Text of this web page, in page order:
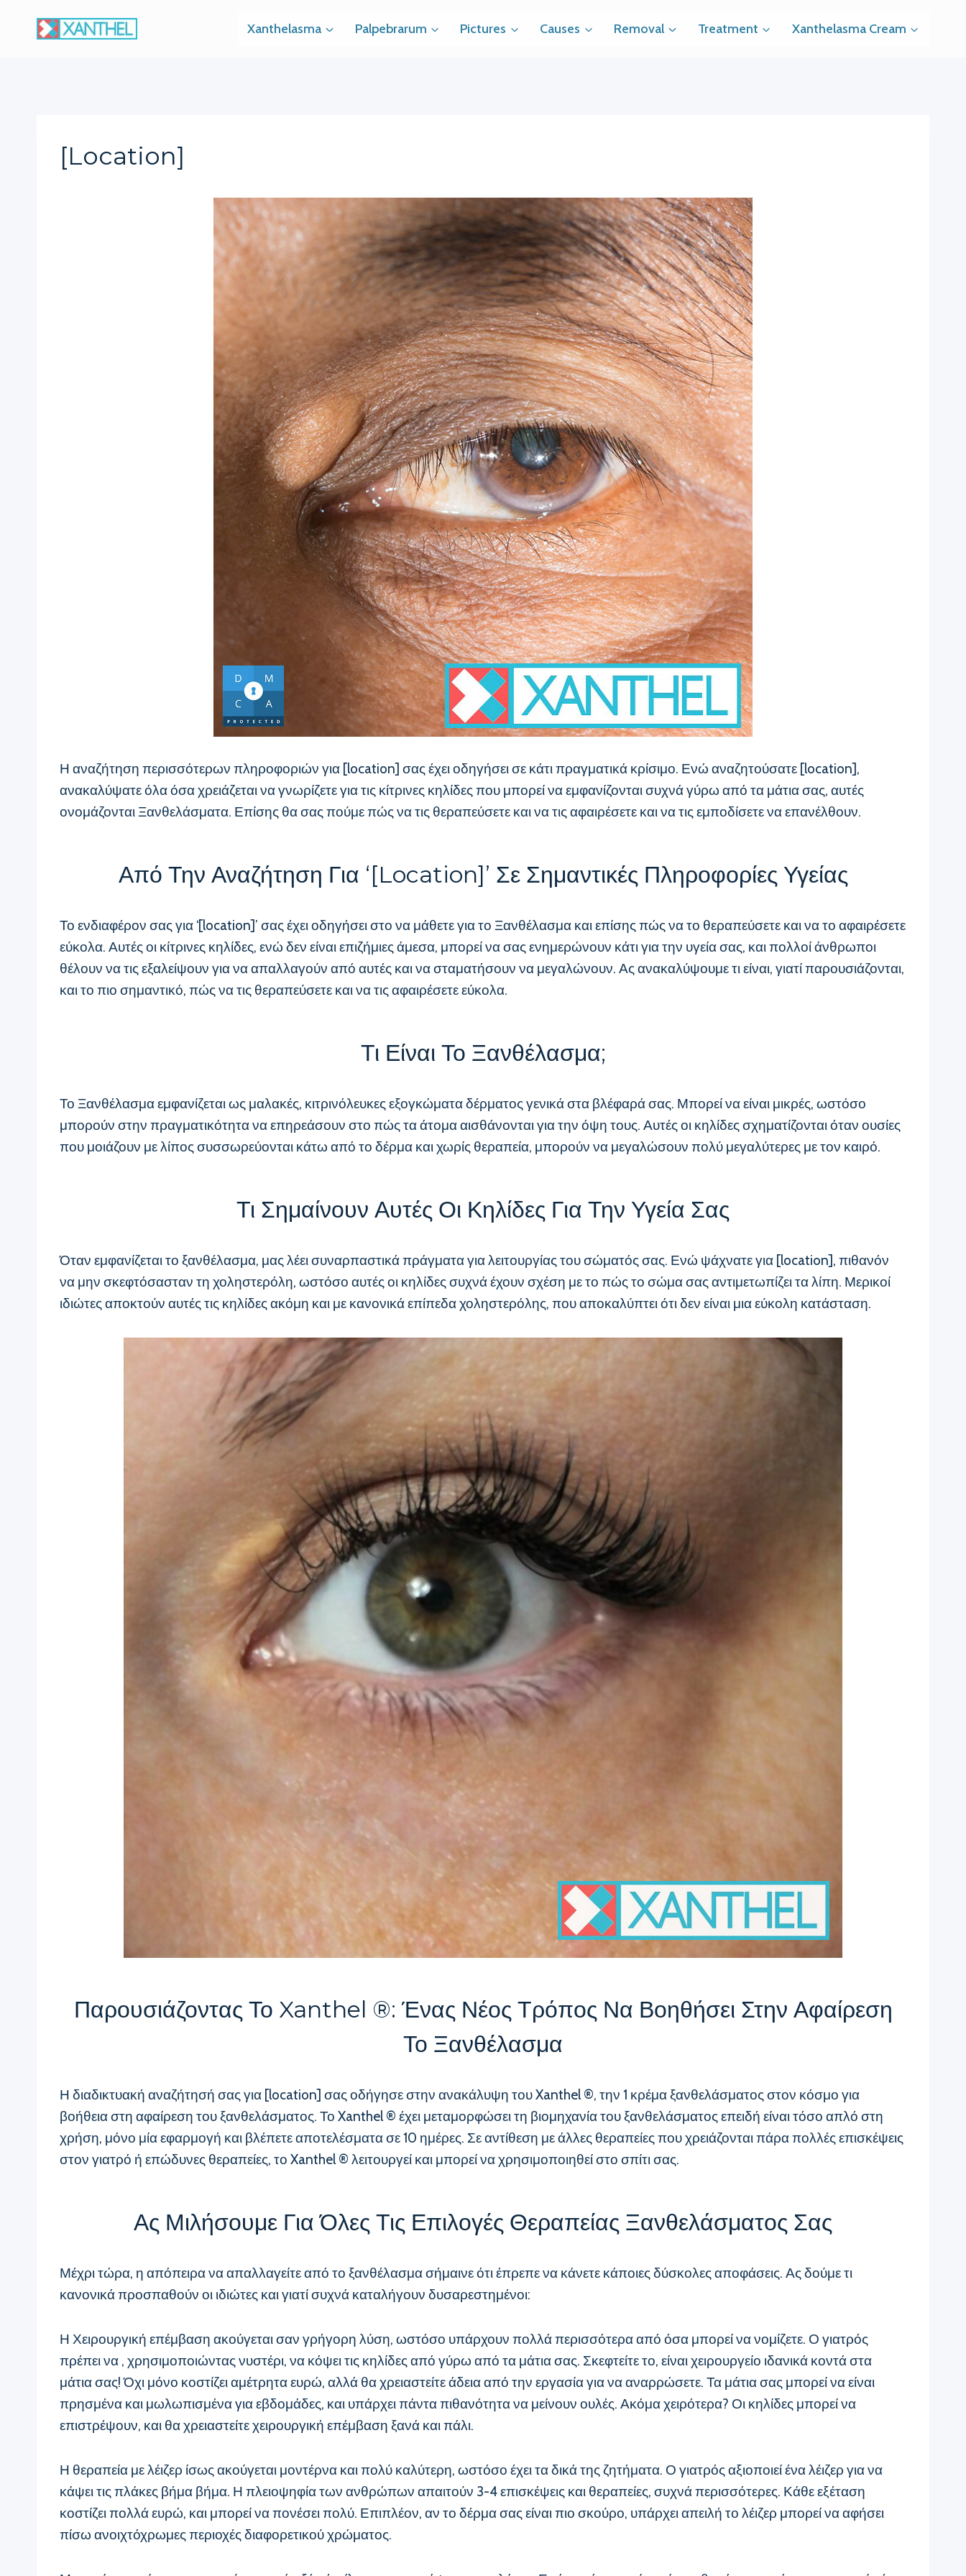
Xanthelasma Palpebrarum Pictures Causes Removal Treatment Xanthelasma Cream
[location]
Η αναζήτηση περισσότερων πληροφοριών για [location] σας έχει οδηγήσει σε κάτι πραγματικά κρίσιμο. Ενώ αναζητούσατε [location],
ανακαλύψατε όλα όσα χρειάζεται να γνωρίζετε για τις κίτρινες κηλίδες που μπορεί να εμφανίζονται συχνά γύρω από τα μάτια σας, αυτές
ονομάζονται Ξανθελάσματα. Επίσης θα σας πούμε πώς να τις θεραπεύσετε και να τις αφαιρέσετε και να τις εμποδίσετε να επανέλθουν.
Από Την Αναζήτηση Για ‘[location]’ Σε Σημαντικές Πληροφορίες Υγείας
Το ενδιαφέρον σας για ‘[location]’ σας έχει οδηγήσει στο να μάθετε για το Ξανθέλασμα και επίσης πώς να το θεραπεύσετε και να το αφαιρέσετε
εύκολα. Αυτές οι κίτρινες κηλίδες, ενώ δεν είναι επιζήμιες άμεσα, μπορεί να σας ενημερώνουν κάτι για την υγεία σας, και πολλοί άνθρωποι
θέλουν να τις εξαλείψουν για να απαλλαγούν από αυτές και να σταματήσουν να μεγαλώνουν. Ας ανακαλύψουμε τι είναι, γιατί παρουσιάζονται,
και το πιο σημαντικό, πώς να τις θεραπεύσετε και να τις αφαιρέσετε εύκολα.
Τι Είναι Το Ξανθέλασμα;
Το Ξανθέλασμα εμφανίζεται ως μαλακές, κιτρινόλευκες εξογκώματα δέρματος γενικά στα βλέφαρά σας. Μπορεί να είναι μικρές, ωστόσο
μπορούν στην πραγματικότητα να επηρεάσουν στο πώς τα άτομα αισθάνονται για την όψη τους. Αυτές οι κηλίδες σχηματίζονται όταν ουσίες
που μοιάζουν με λίπος συσσωρεύονται κάτω από το δέρμα και χωρίς θεραπεία, μπορούν να μεγαλώσουν πολύ μεγαλύτερες με τον καιρό.
Τι Σημαίνουν Αυτές Οι Κηλίδες Για Την Υγεία Σας
Όταν εμφανίζεται το ξανθέλασμα, μας λέει συναρπαστικά πράγματα για λειτουργίας του σώματός σας. Ενώ ψάχνατε για [location], πιθανόν
να μην σκεφτόσασταν τη χοληστερόλη, ωστόσο αυτές οι κηλίδες συχνά έχουν σχέση με το πώς το σώμα σας αντιμετωπίζει τα λίπη. Μερικοί
ιδιώτες αποκτούν αυτές τις κηλίδες ακόμη και με κανονικά επίπεδα χοληστερόλης, που αποκαλύπτει ότι δεν είναι μια εύκολη κατάσταση.
Παρουσιάζοντας Το Xanthel ®: Ένας Νέος Τρόπος Να Βοηθήσει Στην Αφαίρεση
Το Ξανθέλασμα
Η διαδικτυακή αναζήτησή σας για [location] σας οδήγησε στην ανακάλυψη του Xanthel ®, την 1 κρέμα ξανθελάσματος στον κόσμο για
βοήθεια στη αφαίρεση του ξανθελάσματος. Το Xanthel ® έχει μεταμορφώσει τη βιομηχανία του ξανθελάσματος επειδή είναι τόσο απλό στη
χρήση, μόνο μία εφαρμογή και βλέπετε αποτελέσματα σε 10 ημέρες. Σε αντίθεση με άλλες θεραπείες που χρειάζονται πάρα πολλές επισκέψεις
στον γιατρό ή επώδυνες θεραπείες, το Xanthel ® λειτουργεί και μπορεί να χρησιμοποιηθεί στο σπίτι σας.
Ας Μιλήσουμε Για Όλες Τις Επιλογές Θεραπείας Ξανθελάσματος Σας
Μέχρι τώρα, η απόπειρα να απαλλαγείτε από το ξανθέλασμα σήμαινε ότι έπρεπε να κάνετε κάποιες δύσκολες αποφάσεις. Ας δούμε τι
κανονικά προσπαθούν οι ιδιώτες και γιατί συχνά καταλήγουν δυσαρεστημένοι:
Η Χειρουργική επέμβαση ακούγεται σαν γρήγορη λύση, ωστόσο υπάρχουν πολλά περισσότερα από όσα μπορεί να νομίζετε. Ο γιατρός
πρέπει να , χρησιμοποιώντας νυστέρι, να κόψει τις κηλίδες από γύρω από τα μάτια σας. Σκεφτείτε το, είναι χειρουργείο ιδανικά κοντά στα
μάτια σας! Όχι μόνο κοστίζει αμέτρητα ευρώ, αλλά θα χρειαστείτε άδεια από την εργασία για να αναρρώσετε. Τα μάτια σας μπορεί να είναι
πρησμένα και μωλωπισμένα για εβδομάδες, και υπάρχει πάντα πιθανότητα να μείνουν ουλές. Ακόμα χειρότερα? Οι κηλίδες μπορεί να
επιστρέψουν, και θα χρειαστείτε χειρουργική επέμβαση ξανά και πάλι.
Η θεραπεία με λέιζερ ίσως ακούγεται μοντέρνα και πολύ καλύτερη, ωστόσο έχει τα δικά της ζητήματα. Ο γιατρός αξιοποιεί ένα λέιζερ για να
κάψει τις πλάκες βήμα βήμα. Η πλειοψηφία των ανθρώπων απαιτούν 3-4 επισκέψεις και θεραπείες, συχνά περισσότερες. Κάθε εξέταση
κοστίζει πολλά ευρώ, και μπορεί να πονέσει πολύ. Επιπλέον, αν το δέρμα σας είναι πιο σκούρο, υπάρχει απειλή το λέιζερ μπορεί να αφήσει
πίσω ανοιχτόχρωμες περιοχές διαφορετικού χρώματος.